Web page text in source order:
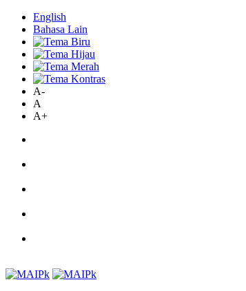
English
Bahasa Lain
A-
A
A+